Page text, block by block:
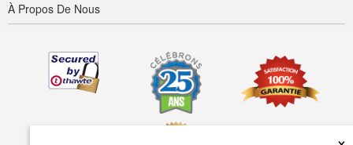
À Propos De Nous